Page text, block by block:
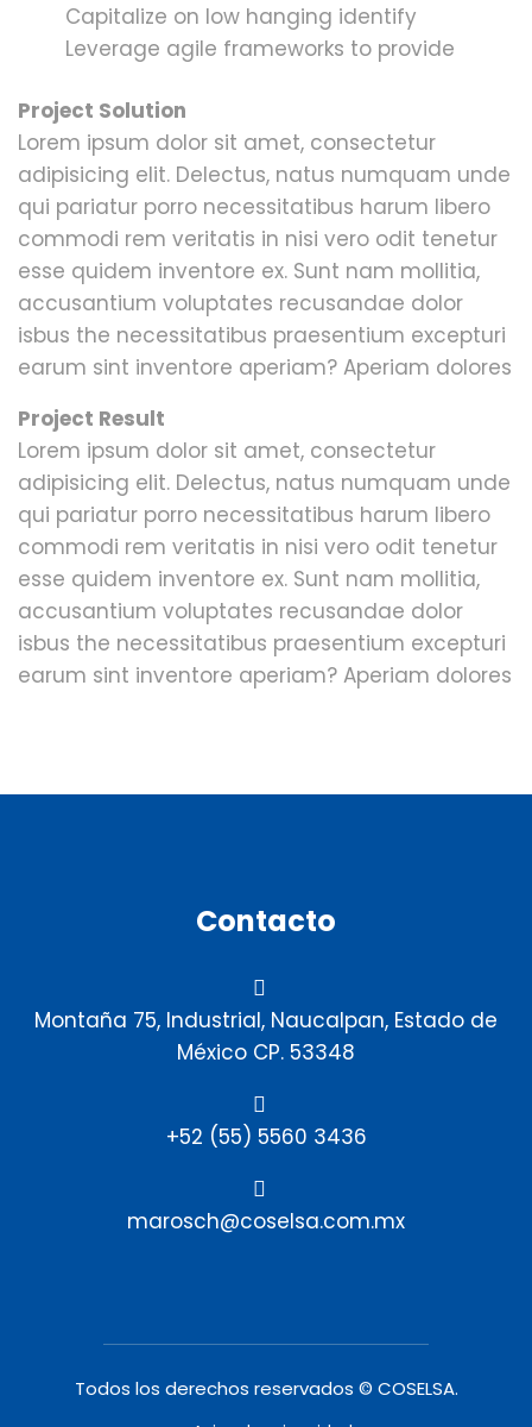
Capitalize on low hanging identify
Leverage agile frameworks to provide
Project Solution
Lorem ipsum dolor sit amet, consectetur
adipisicing elit. Delectus, natus numquam unde
qui pariatur porro necessitatibus harum libero
commodi rem veritatis in nisi vero odit tenetur
esse quidem inventore ex. Sunt nam mollitia,
accusantium voluptates recusandae dolor
isbus the necessitatibus praesentium excepturi
earum sint inventore aperiam? Aperiam dolores
Project Result
Lorem ipsum dolor sit amet, consectetur
adipisicing elit. Delectus, natus numquam unde
qui pariatur porro necessitatibus harum libero
commodi rem veritatis in nisi vero odit tenetur
esse quidem inventore ex. Sunt nam mollitia,
accusantium voluptates recusandae dolor
isbus the necessitatibus praesentium excepturi
earum sint inventore aperiam? Aperiam dolores
Contacto
Montaña 75, Industrial, Naucalpan, Estado de
México CP. 53348
+52 (55) 5560 3436
marosch@coselsa.com.mx
Todos los derechos reservados © COSELSA.